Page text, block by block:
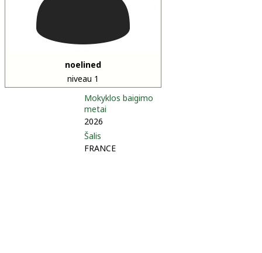
noelined
niveau 1
Mokyklos baigimo
metai
2026
Šalis
FRANCE